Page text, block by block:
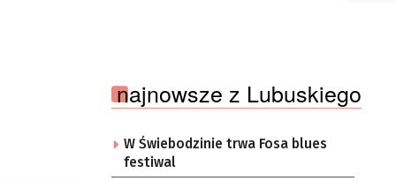
najnowsze z Lubuskiego
W Świebodzinie trwa Fosa blues
festiwal